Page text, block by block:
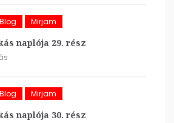
Blog Mirjam
naplója 29. rész
Blog Mirjam
naplója 30. rész